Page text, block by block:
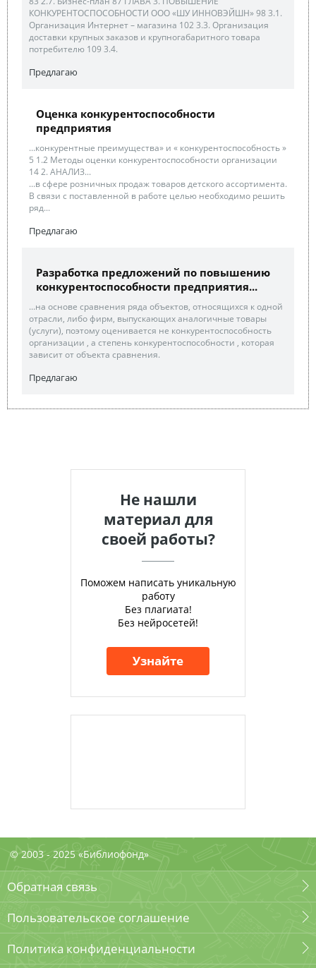
КОНКУРЕНТОСПОСОБНОСТИ ООО «ШУ ИННОВЭЙШН» 98 3.1.
Организация Интернет – магазина 102 3.3. Организация
доставки крупных заказов и крупногабаритного товара
потребителю 109 3.4.
Предлагаю
Оценка конкурентоспособности
предприятия
...конкурентные преимущества» и « конкурентоспособность »
5 1.2 Методы оценки конкурентоспособности организации
14 2. АНАЛИЗ...
...в сфере розничных продаж товаров детского ассортимента.
В связи с поставленной в работе целью необходимо решить
ряд...
Предлагаю
Разработка предложений по повышению
конкурентоспособности предприятия...
...на основе сравнения ряда объектов, относящихся к одной
отрасли, либо фирм, выпускающих аналогичные товары
(услуги), поэтому оценивается не конкурентоспособность
организации , а степень конкурентоспособности , которая
зависит от объекта сравнения.
Предлагаю
Не нашли
материал для
своей работы?
Поможем написать уникальную
работу
Без плагиата!
Без нейросетей!
Узнайте
© 2003 - 2025 «Библиофонд»
Обратная связь
Пользовательское соглашение
Политика конфиденциальности